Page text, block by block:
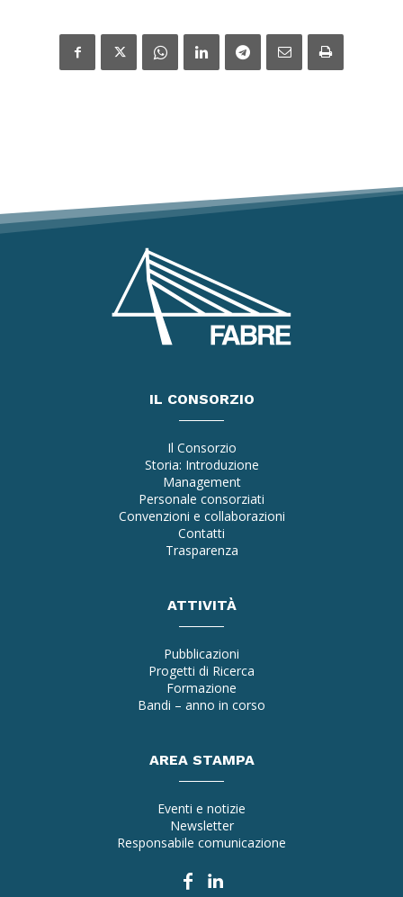
IL CONSORZIO
Il Consorzio
Storia: Introduzione
Management
Personale consorziati
Convenzioni e collaborazioni
Contatti
Trasparenza
ATTIVITÀ
Pubblicazioni
Progetti di Ricerca
Formazione
Bandi – anno in corso
AREA STAMPA
Eventi e notizie
Newsletter
Responsabile comunicazione